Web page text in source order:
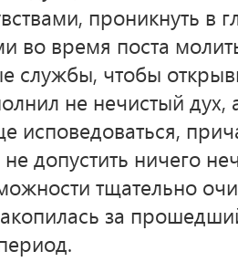
проникнуть в
во время поста
службы, чтобы
не нечистый дух,
исповедоваться,
допустить ничего
тщательно
за